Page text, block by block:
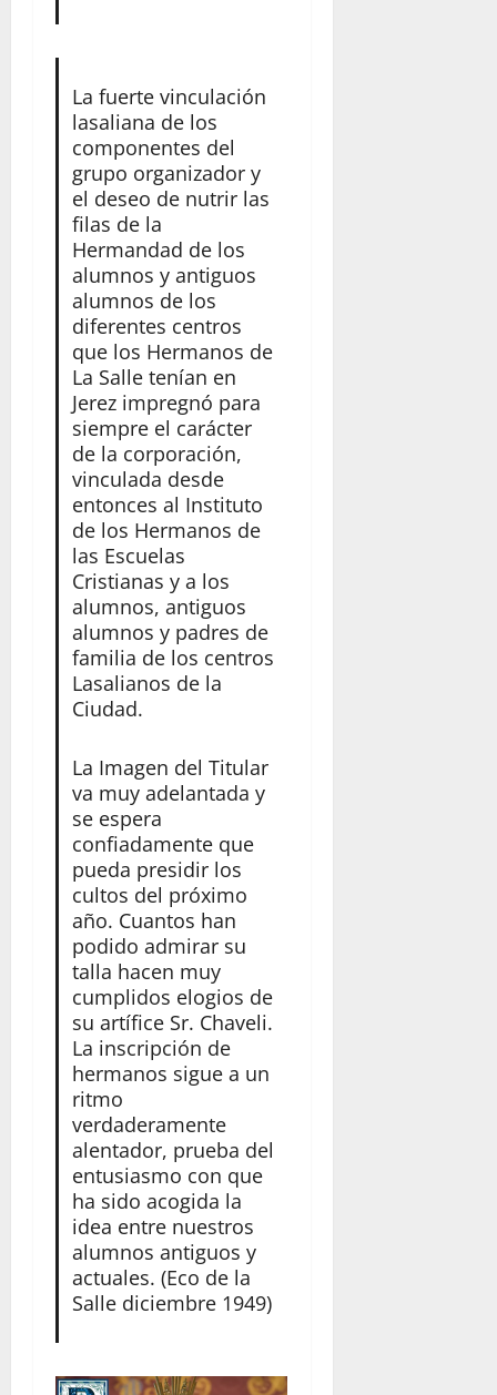
La fuerte vinculación
lasaliana de los
componentes del
grupo organizador y
el deseo de nutrir las
filas de la
Hermandad de los
alumnos y antiguos
alumnos de los
diferentes centros
que los Hermanos de
La Salle tenían en
Jerez impregnó para
siempre el carácter
de la corporación,
vinculada desde
entonces al Instituto
de los Hermanos de
las Escuelas
Cristianas y a los
alumnos, antiguos
alumnos y padres de
familia de los centros
Lasalianos de la
Ciudad.
La Imagen del Titular
va muy adelantada y
se espera
confiadamente que
pueda presidir los
cultos del próximo
año. Cuantos han
podido admirar su
talla hacen muy
cumplidos elogios de
su artífice Sr. Chaveli.
La inscripción de
hermanos sigue a un
ritmo
verdaderamente
alentador, prueba del
entusiasmo con que
ha sido acogida la
idea entre nuestros
alumnos antiguos y
actuales. (Eco de la
Salle diciembre 1949)